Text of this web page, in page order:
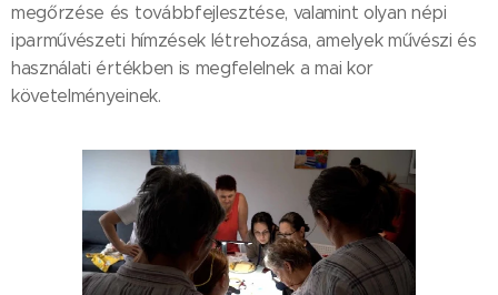
megőrzése és továbbfejlesztése, valamint olyan népi
iparművészeti hímzések létrehozása, amelyek művészi és
használati értékben is megfelelnek a mai kor
követelményeinek.